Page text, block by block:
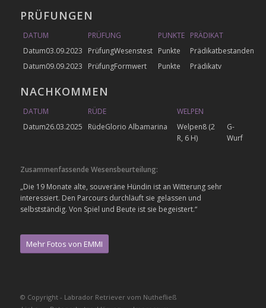
PRÜFUNGEN
DATUM PRÜFUNG PUNKTE
PRÄDIKAT
03.09.2023
Wesenstest
bestanden
09.09.2023
Formwert v
NACHKOMMEN
DATUM RÜDE
WELPEN
26.03.2025
Glorio Albamarina
8 (2
R, 6 H)
G-
Wurf
Zusammenfassende Wesensbeurteilung:
„Die 19 Monate alte, souveräne Hündin ist an Witterung sehr
interessiert. Den Parcours durchläuft sie gelassen und
selbstständig. Von Spiel und Beute ist sie begeistert.“
Mehr Fotos von EMMI
© Copyright - Labrador Retriever vom Nuthefließ